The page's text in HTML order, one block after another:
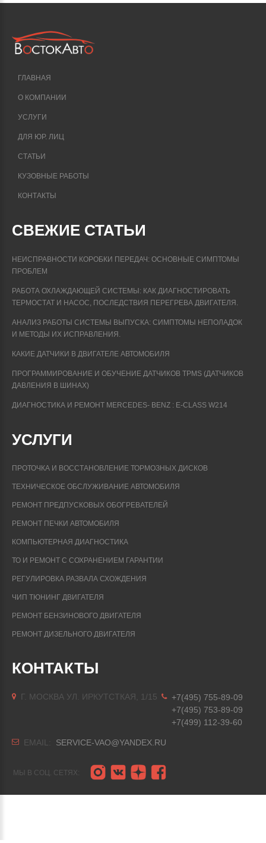
ГЛАВНАЯ
О КОМПАНИИ
УСЛУГИ
ДЛЯ ЮР. ЛИЦ
СТАТЬИ
КУЗОВНЫЕ РАБОТЫ
КОНТАКТЫ
СВЕЖИЕ СТАТЬИ
НЕИСПРАВНОСТИ КОРОБКИ ПЕРЕДАЧ: ОСНОВНЫЕ СИМПТОМЫ
ПРОБЛЕМ
РАБОТА ОХЛАЖДАЮЩЕЙ СИСТЕМЫ: КАК ДИАГНОСТИРОВАТЬ
ТЕРМОСТАТ И НАСОС, ПОСЛЕДСТВИЯ ПЕРЕГРЕВА ДВИГАТЕЛЯ.
АНАЛИЗ РАБОТЫ СИСТЕМЫ ВЫПУСКА: СИМПТОМЫ НЕПОЛАДОК
И МЕТОДЫ ИХ ИСПРАВЛЕНИЯ.
КАКИЕ ДАТЧИКИ В ДВИГАТЕЛЕ АВТОМОБИЛЯ
ПРОГРАММИРОВАНИЕ И ОБУЧЕНИЕ ДАТЧИКОВ TPMS (ДАТЧИКОВ
ДАВЛЕНИЯ В ШИНАХ)
ДИАГНОСТИКА И РЕМОНТ MERCEDES- BENZ : E-CLASS W214
УСЛУГИ
ПРОТОЧКА И ВОССТАНОВЛЕНИЕ ТОРМОЗНЫХ ДИСКОВ
ТЕХНИЧЕСКОЕ ОБСЛУЖИВАНИЕ АВТОМОБИЛЯ
РЕМОНТ ПРЕДПУСКОВЫХ ОБОГРЕВАТЕЛЕЙ
РЕМОНТ ПЕЧКИ АВТОМОБИЛЯ
КОМПЬЮТЕРНАЯ ДИАГНОСТИКА
ТО И РЕМОНТ С СОХРАНЕНИЕМ ГАРАНТИИ
РЕГУЛИРОВКА РАЗВАЛА СХОЖДЕНИЯ
ЧИП ТЮНИНГ ДВИГАТЕЛЯ
РЕМОНТ БЕНЗИНОВОГО ДВИГАТЕЛЯ
РЕМОНТ ДИЗЕЛЬНОГО ДВИГАТЕЛЯ
КОНТАКТЫ
Г. МОСКВА УЛ. ИРКУТСТКАЯ, 1/15
+7(495) 755-89-09
+7(495) 753-89-09
+7(499) 112-39-60
EMAIL: SERVICE-VAO@YANDEX.RU
МЫ В СОЦ. СЕТЯХ: